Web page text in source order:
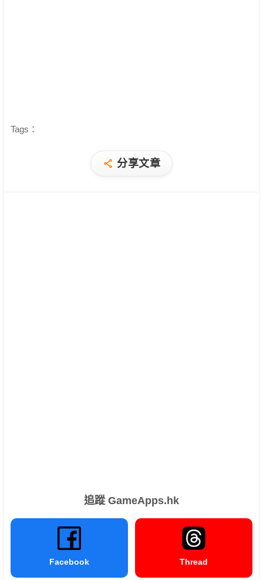
Tags：
分享文章
追蹤 GameApps.hk
Facebook Thread